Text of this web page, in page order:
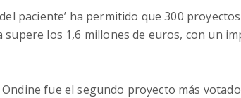
paciente’ ha permitido que 300
supere los 1,6 millones de euros, con un
Ondine fue el segundo proyecto más